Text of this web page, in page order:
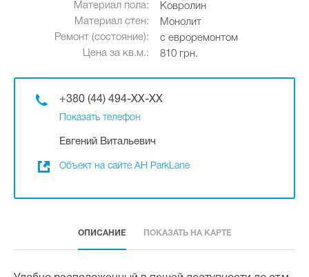
Материал пола:
Ковролин
Материал стен:
Монолит
Ремонт (состояние):
с евроремонтом
Цена за кв.м.:
810 грн.
+380 (44) 494-XX-XX
Показать телефон
Евгений Витальевич
Объект на сайте АН ParkLane
ОПИСАНИЕ ПОКАЗАТЬ НА КАРТЕ